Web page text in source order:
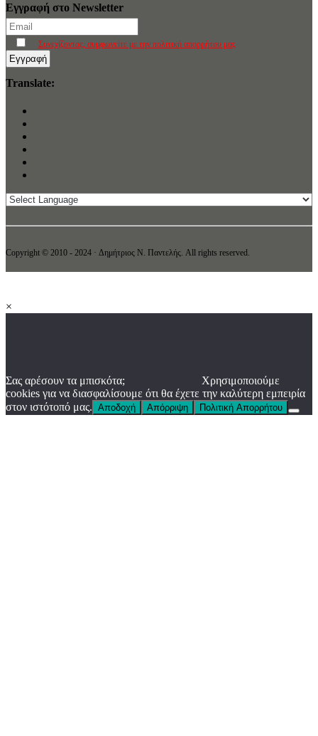
Εγγραφή στο Newsletter
Συνεχίζοντας, συμφωνείτε με την πολιτική απορρήτου μας
Translate:
Copyright © 2010 - 2024 · Δημήτριος N. Παντελής. All rights reserved.
×
Σας αρέσουν τα μπισκότα;
Χρησιμοποιούμε
cookies για να διασφαλίσουμε ότι θα έχετε την καλύτερη εμπειρία
στον ιστότοπό μας. Αποδοχή Απόρριψη Πολιτική Απορρήτου